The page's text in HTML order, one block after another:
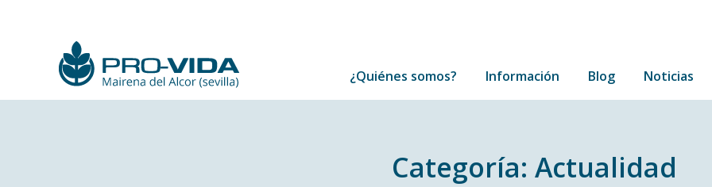
¿Quiénes somos? Información Blog Noticias
Categoría: Actualidad